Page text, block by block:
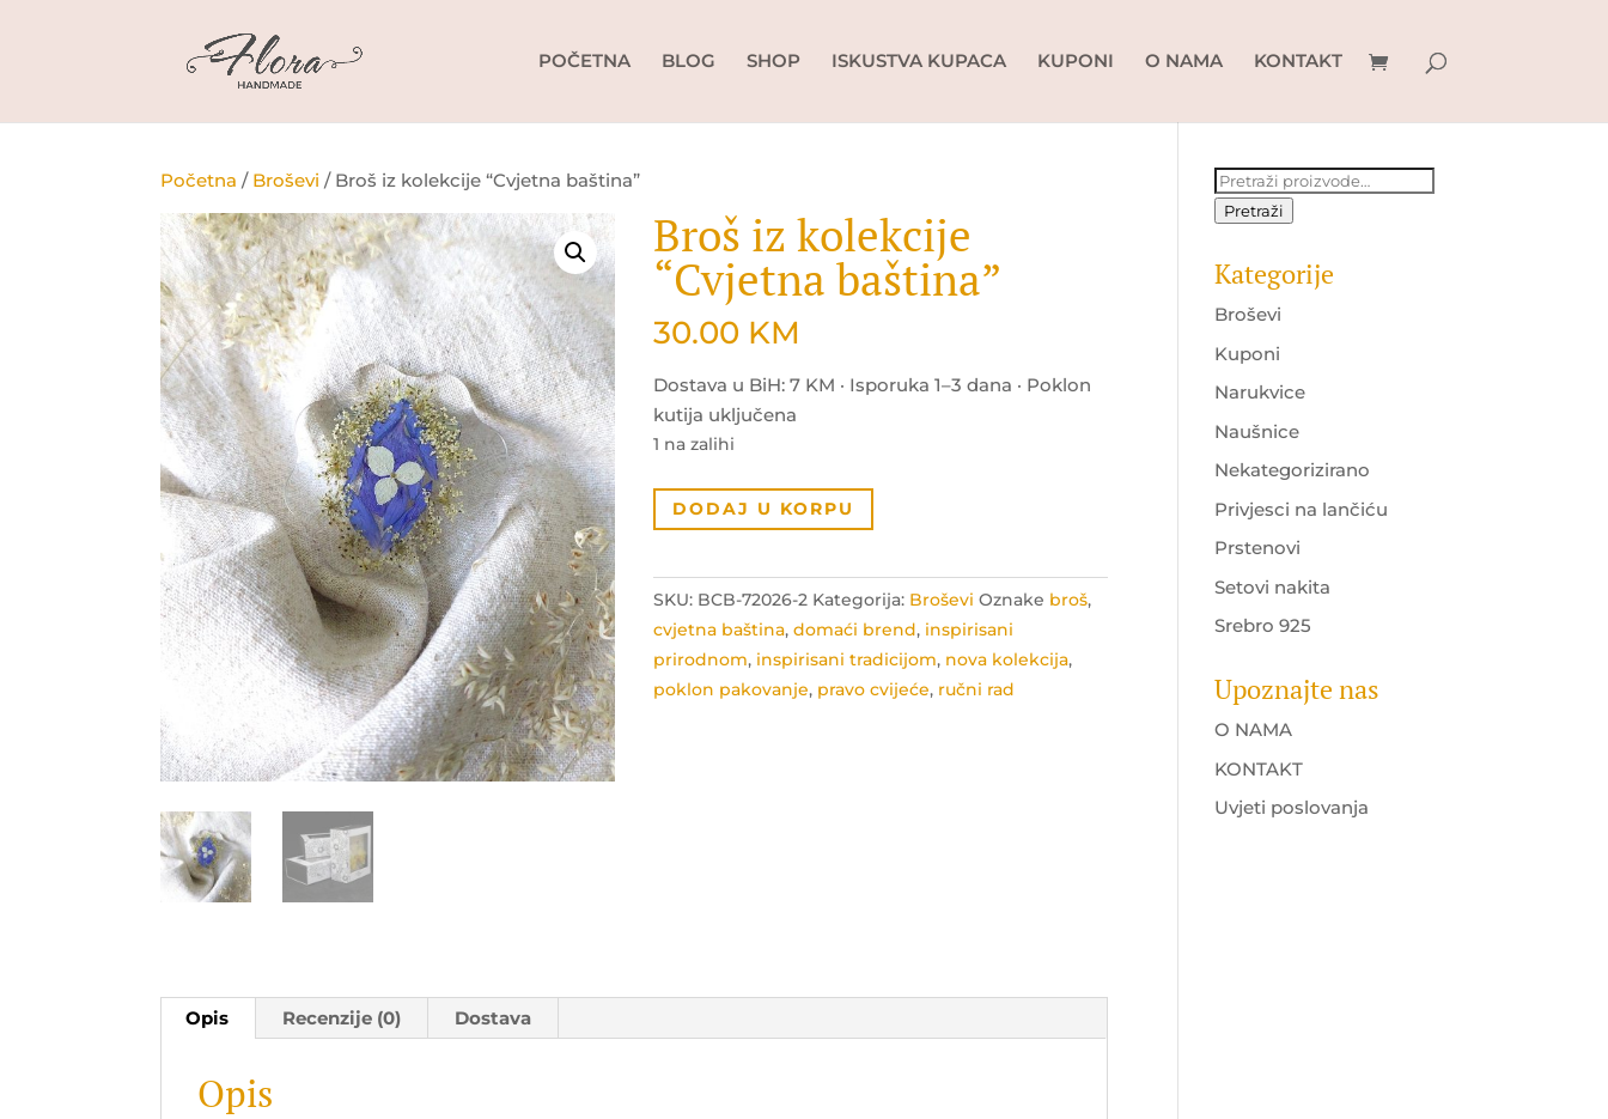
POČETNA BLOG SHOP ISKUSTVA KUPACA KUPONI O NAMA KONTAKT
Početna / Broševi / Broš iz kolekcije “Cvjetna baština”
Broš iz kolekcije
“Cvjetna baština”
30.00 KM
Dostava u BiH: 7 KM · Isporuka 1–3 dana · Poklon
kutija uključena
1 na zalihi
Broš
iz
"Cvjetna
baština"
količina
DODAJ U KORPU
SKU: BCB-72026-2 Kategorija: Broševi Oznake broš,
cvjetna baština,domaći brend, inspirisani
prirodnom, inspirisani tradicijom, nova kolekcija,
poklon pakovanje, pravo cvijeće, ručni rad
Opis Recenzije (0) Dostava
Opis
Pretraži:
Pretraži
Kategorije
Broševi
Kuponi
Narukvice
Naušnice
Nekategorizirano
Privjesci na lančiću
Prstenovi
Setovi nakita
Srebro 925
Upoznajte nas
O NAMA
KONTAKT
Uvjeti poslovanja